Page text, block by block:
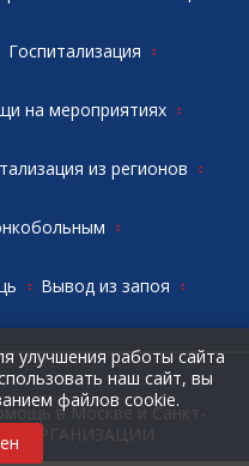
улучшения работы сайта
наш сайт, вы
файлов cookie.
Госпитализация
на мероприятиях
из регионов
Вывод из запоя
в Москве и Санкт-
ОРГАНИЗАЦИИ